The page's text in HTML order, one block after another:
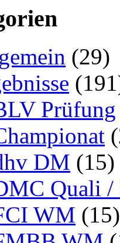
(29)
Prüfung
DM (15)
Quali /
WM (15)